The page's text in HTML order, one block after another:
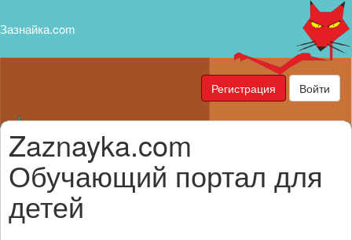
Зазнайка.com
Регистрация Войти
Zaznayka.com
Обучающий портал для
детей